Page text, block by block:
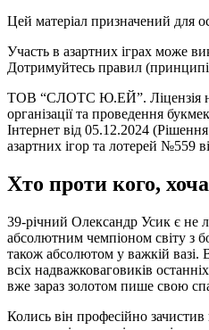
Цей матеріал призначений для
Участь в азартних іграх може
Дотримуйтесь правил
ТОВ “СЛОТС Ю.ЕЙ”. Ліцензія на
організації та проведення
Інтернет від 05.12.2024
азартних ігор та лотерей №559
Хто проти кого,
39-річний Олександр Усик є не
абсолютним чемпіоном світу з
також абсолютом у важкій вазі.
всіх надважковаговиків
вже зараз золотом пише свою
Колись він професійно зачистив